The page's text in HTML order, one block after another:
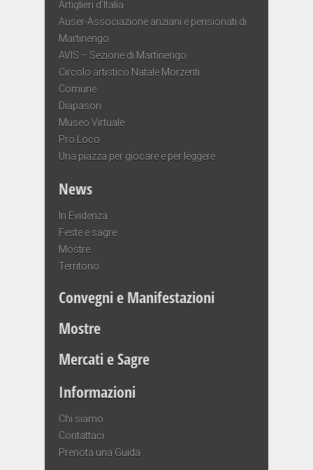
Artiglieri d’Italia
Auser-Associazione anziani e pensionati di
Martinengo
AVIS – Sezione di Martinengo
Circolo artistico Natale Morzenti
Comune
Diapason
Museo Virtuale
Pro Loco
Una piazza per giocare e per leggere
News
In Evidenza
Feste e sagre
Mostre
Territorio
Convegni e Manifestazioni
Mostre
Mercati e Sagre
Informazioni
Chi siamo
Contattaci
Prenota una Guida